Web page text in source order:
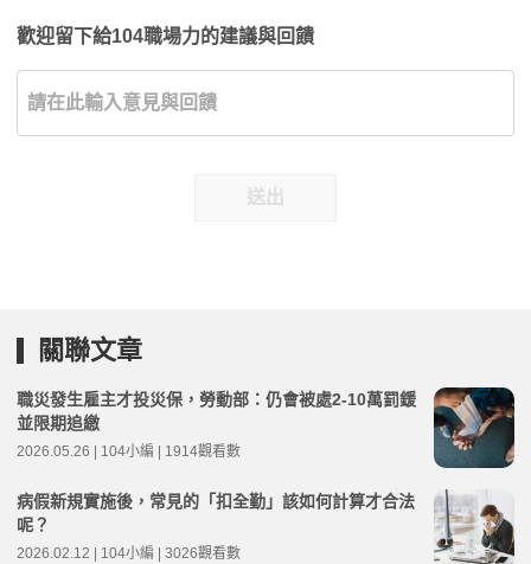
歡迎留下給104職場力的建議與回饋
送出
關聯文章
職災發生雇主才投災保，勞動部：仍會被處2-10萬罰鍰
並限期追繳
2026.05.26 | 104小編 | 1914觀看數
病假新規實施後，常見的「扣全勤」該如何計算才合法
呢？
2026.02.12 | 104小編 | 3026觀看數